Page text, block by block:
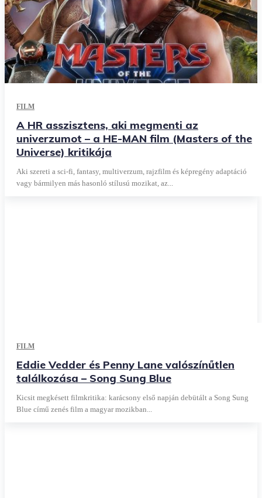
FILM
A HR asszisztens, aki megmenti az
univerzumot – a HE-MAN film (Masters of the
Universe) kritikája
Aki szereti a sci-fi, fantasy, multiverzum, rajzfilm és képregény adaptáció
vagy bármilyen más hasonló stílusú mozikat, az...
FILM
Eddie Vedder és Penny Lane valószínűtlen
találkozása – Song Sung Blue
Kicsit megkésett filmkritika: karácsony első napján debütált a Song Sung
Blue című zenés film a magyar mozikban...